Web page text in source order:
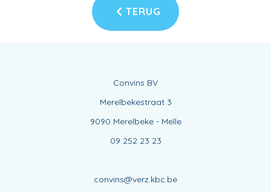
TERUG
Convins BV
Merelbekestraat 3
9090 Merelbeke - Melle
09 252 23 23
convins@verz.kbc.be